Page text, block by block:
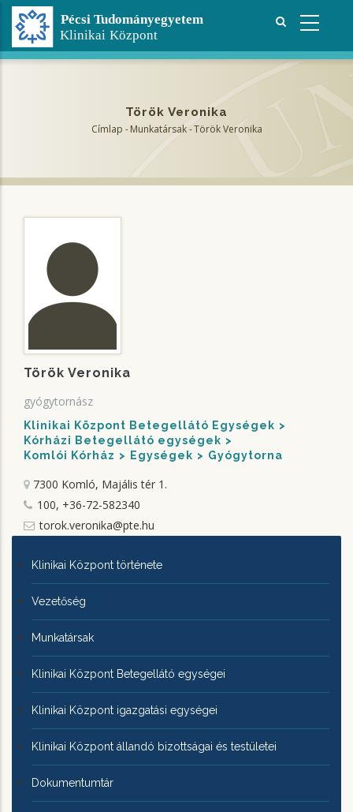
Ugrás
tartalomra
Török Veronika
Címlap - Munkatársak -Török Veronika
Török Veronika
gyógytornász
Klinikai Központ Betegellátó Egységek
Kórházi Betegellátó egységek
Komlói Kórház
Egységek Gyógytorna
7300 Komló, Majális tér 1.
100, +36-72-582340
torok.veronika@pte.hu
KLINIKAI
KÖZPONTRÓL
Klinikai Központ története
Vezetőség
Munkatársak
Klinikai Központ Betegellátó egységei
Klinikai Központ igazgatási egységei
Klinikai Központ állandó bizottságai és testületei
Dokumentumtár